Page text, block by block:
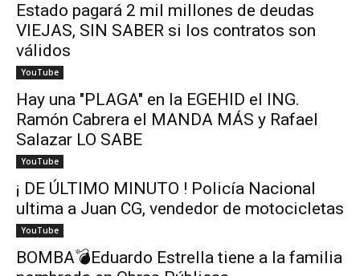
Estado pagará 2 mil millones de deudas
VIEJAS, SIN SABER si los contratos son
válidos
YouTube
Hay una "PLAGA" en la EGEHID el ING.
Ramón Cabrera el MANDA MÁS y Rafael
Salazar LO SABE
YouTube
¡ DE ÚLTIMO MINUTO ! Policía Nacional
ultima a Juan CG, vendedor de motocicletas
YouTube
BOMBA💣Eduardo Estrella tiene a la familia